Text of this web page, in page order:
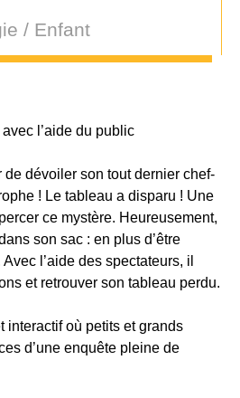
/ Enfant
l’aide du public
de dévoiler son tout dernier chef-
! Le tableau a disparu ! Une
ce mystère. Heureusement,
son sac : en plus d’être
l’aide des spectateurs, il
et retrouver son tableau perdu.
interactif où petits et grands
d’une enquête pleine de